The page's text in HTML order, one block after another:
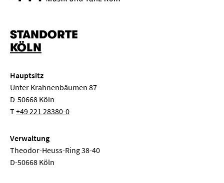
STANDORTE
KÖLN
Hauptsitz
Unter Krahnenbäumen 87
D-50668 Köln
T+49 221 28380-0
Verwaltung
Theodor-Heuss-Ring 38-40
D-50668 Köln